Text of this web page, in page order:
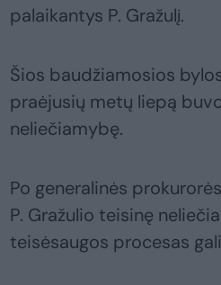
palaikantys P. Gražulį.
Šios baudžiamosios
praėjusių metų liepą
neliečiamybę.
Po generalinės
P. Gražulio teisinę
teisėsaugos procesas